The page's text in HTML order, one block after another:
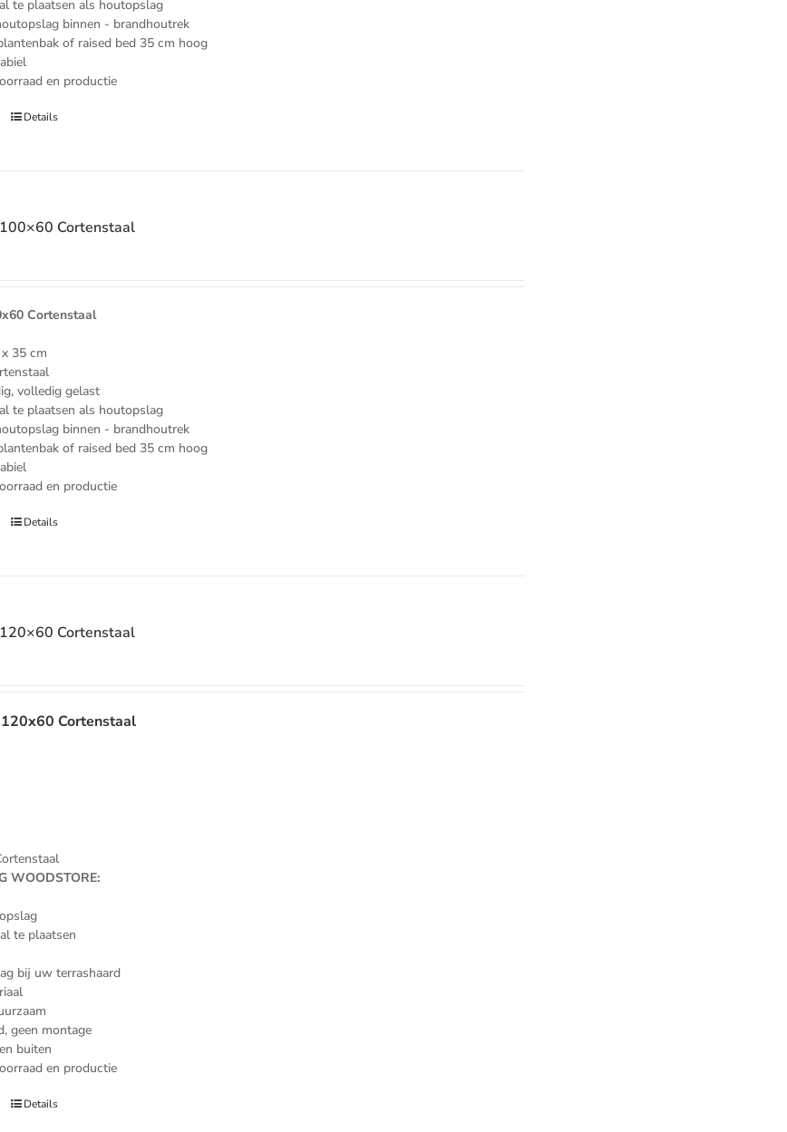
te plaatsen als houtopslag
binnen - brandhoutrek
of raised bed 35 cm hoog
en productie
Details
Cortenstaal
Cortenstaal
35 cm
volledig gelast
te plaatsen als houtopslag
binnen - brandhoutrek
of raised bed 35 cm hoog
en productie
Details
Cortenstaal
Cortenstaal
WOODSTORE:
te plaatsen
bij uw terrashaard
geen montage
buiten
en productie
Details